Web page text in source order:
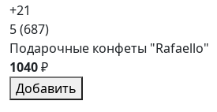
+21
5(687)
Подарочные конфеты "Rafaello"
1040₽
Добавить